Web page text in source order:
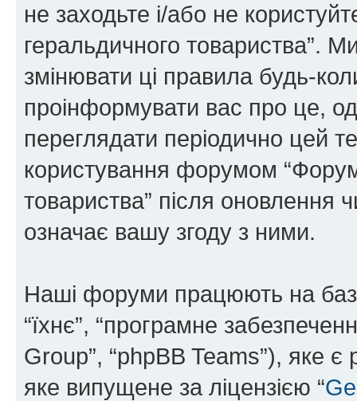
не заходьте і/або не
геральдичного товариства”.
змінювати ці правила будь-
проінформувати вас про це,
переглядати періодично цей
користування форумом
товариства” після оновлення
означає вашу згоду з ними.
Наші форуми працюють на
“їхнє”, “програмне
Group”, “phpBB Teams”), яке
яке випущене за ліцензією “